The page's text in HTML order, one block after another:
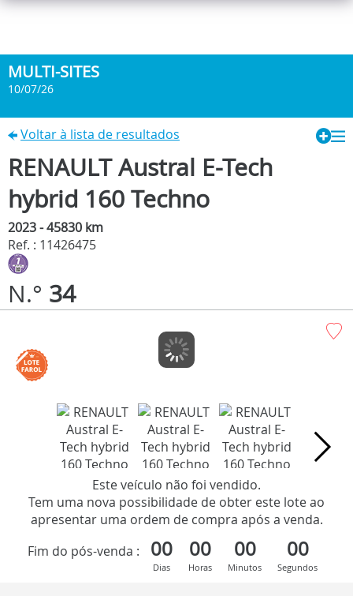
MULTI-SITES
10/07/26
Voltar à lista de resultados
RENAULT Austral E-Tech
hybrid 160 Techno
2023 - 45830 km
Ref. : 11426475
N.° 34
Este veículo não foi vendido.
Tem uma nova possibilidade de obter este lote ao
apresentar uma ordem de compra após a venda.
Fim do pós-venda :
00
Dias
00
Horas
00
Minutos
00
Segundos